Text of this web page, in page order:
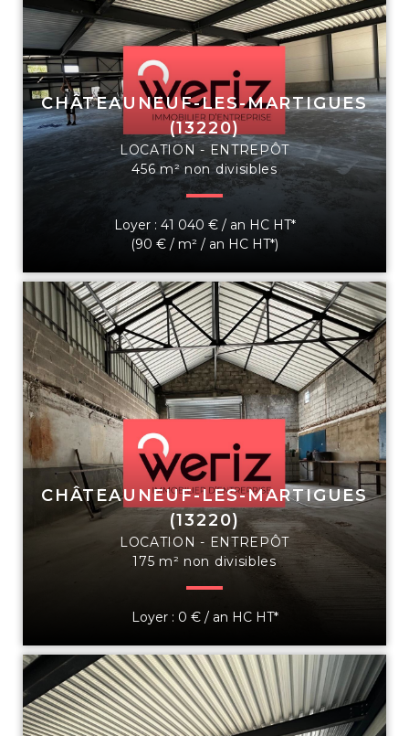
CHÂTEAUNEUF-LES-MARTIGUES
(13220)
LOCATION - ENTREPÔT
456 m² non divisibles
Loyer : 41 040 € / an HC HT*
(90 € / m² / an HC HT*)
CHÂTEAUNEUF-LES-MARTIGUES
(13220)
LOCATION - ENTREPÔT
175 m² non divisibles
Loyer : 0 € / an HC HT*